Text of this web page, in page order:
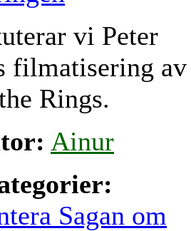
vi Peter
filmatisering
Rings.
Ainur
Sagan om